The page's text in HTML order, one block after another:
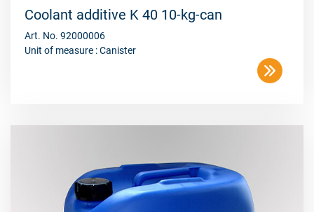
Coolant additive K 40 10-kg-can
Art. No. 92000006
Unit of measure : Canister